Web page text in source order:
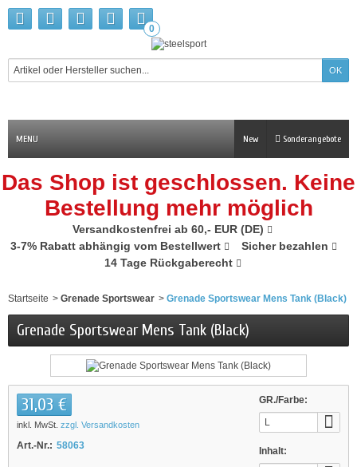
0
MENU Sonderangebote
New
Das Shop ist geschlossen. Keine
Bestellung mehr möglich
Versandkostenfrei ab 60,- EUR (DE)
3-7% Rabatt abhängig vom Bestellwert
Sicher bezahlen
14 Tage Rückgaberecht
Startseite > Grenade Sportswear > Grenade Sportswear Mens Tank (Black)
Grenade Sportswear Mens Tank (Black)
GR./Farbe:
L
Inhalt:
31,03 €
inkl. MwSt. zzgl. Versandkosten
Art.-Nr.: 58063